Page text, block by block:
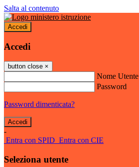
Salta al contenuto
Accedi
Accedi
button close ×
Nome Utente
Password
Password dimenticata?
-
Entra con SPID Entra con CIE
Seleziona utente